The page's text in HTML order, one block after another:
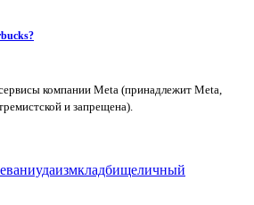
компании Meta (принадлежит Meta,
и запрещена).
иудаизмкладбищеличный